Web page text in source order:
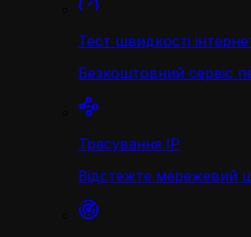
Тест швидкості
Безкоштовний сервіс
Трасування IP
Відстежте мережевий